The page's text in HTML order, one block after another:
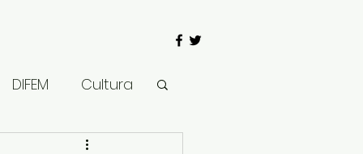
DIFEM Cultura